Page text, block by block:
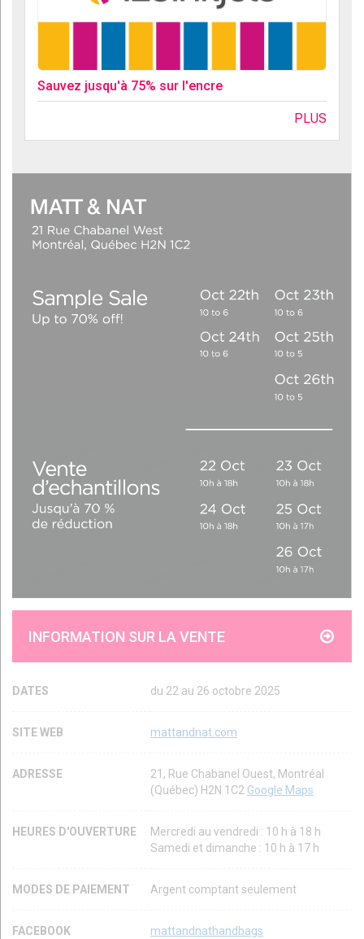
Sauvez jusqu'à 75% sur l'encre
PLUS
INFORMATION SUR LA VENTE
DATES du 22 au 26 octobre 2025
SITE WEB mattandnat.com
ADRESSE
21, Rue Chabanel Ouest, Montréal
(Québec) H2N 1C2 Google Maps
HEURES D'OUVERTURE
Mercredi au vendredi : 10 h à 18 h
Samedi et dimanche : 10 h à 17 h
MODES DE PAIEMENT Argent comptant seulement
FACEBOOK mattandnathandbags